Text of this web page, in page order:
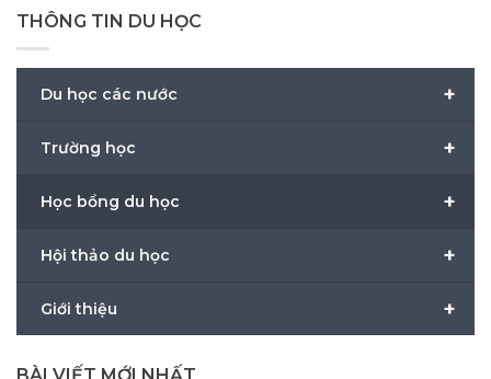
THÔNG TIN DU HỌC
+
Du học các nước
+
Trường học
+
Học bổng du học
+
Hội thảo du học
+
Giới thiệu
BÀI VIẾT MỚI NHẤT